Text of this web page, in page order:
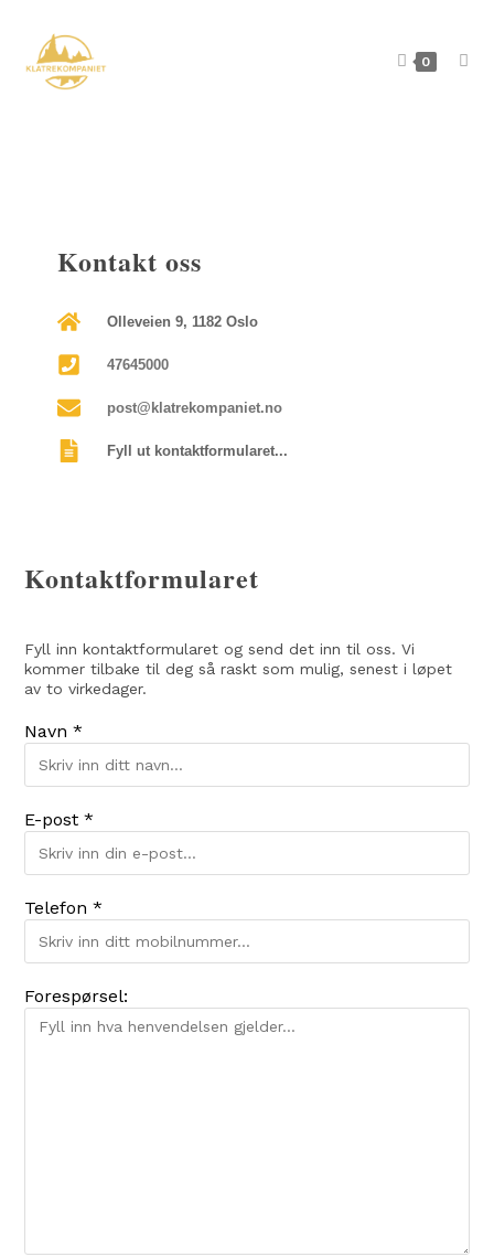
0
Kontakt oss
Olleveien 9, 1182 Oslo
47645000
post@klatrekompaniet.no
Fyll ut kontaktformularet...
Kontaktformularet
Fyll inn kontaktformularet og send det inn til oss. Vi
kommer tilbake til deg så raskt som mulig, senest i løpet
av to virkedager.
Navn *
E-post *
Telefon *
Forespørsel: